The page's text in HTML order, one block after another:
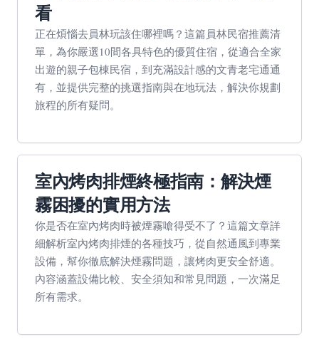
看
正在煩惱去員林玩該住哪裡嗎？這篇員林民宿推薦清
單，為你嚴選10間各具特色的優質住宿，從適合全家
出遊的親子包棟民宿，到充滿設計感的文青老宅通通
有，並提供完整的挑選指南與在地玩法，解決你規劃
旅程的所有疑問。
室內烤肉排煙終極指南：解決煙
霧困擾的實用方法
你是否在室內烤肉時被煙霧嗆得受不了？這篇文章詳
細解析室內烤肉排煙的各種技巧，從自然通風到專業
設備，幫你徹底解決煙霧問題，讓烤肉更安全舒適。
內容涵蓋設備比較、安全須知和常見問題，一次滿足
所有需求。